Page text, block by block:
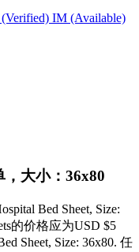
IM (Available)
大小：36x80
Bed Sheet, Size:
的价格应为USD $5
Sheet, Size: 36x80. 任